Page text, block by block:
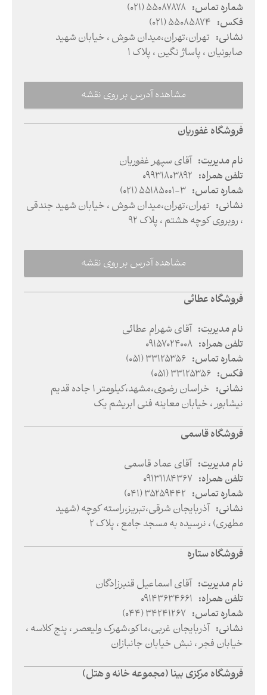
شماره تماس:
(021) 55087878
فکس:
(021) 55085874
نشانی: تهران،تهران،میدان شوش ، خیابان شهید
صابونیان ، پاساژ نگین ، پلاک 1
مشاهده آدرس بر روی نقشه
فروشگاه غفوریان
نام مدیریت: آقای سپهر غفوریان
تلفن همراه:
09931803892
شماره تماس:
(021) 55185001-3
نشانی: تهران،تهران،میدان شوش ، خیابان شهید جندقی
، روبروی کوچه هشتم ، پلاک ۹۲
مشاهده آدرس بر روی نقشه
فروشگاه عطائی
نام مدیریت: آقای شهرام عطائی
تلفن همراه:
09157024008
شماره تماس:
(051) 33125356
فکس:
(051) 33125356
نشانی: خراسان رضوی،مشهد،
کیلومتر 1 جاده قدیم
نیشابور ، خیابان معاینه فنی ابریشم یک
فروشگاه قاسمی
نام مدیریت: آقای عماد قاسمی
تلفن همراه:
09131184367
شماره تماس:
(041) 35259442
نشانی: آذربایجان شرقی،تبریز،راسته کوچه (شهید
مطهری) ، نرسیده به مسجد جامع ، پلاک 2
فروشگاه ستاره
نام مدیریت: آقای اسماعیل قنبرزادگان
تلفن همراه:
09143634661
شماره تماس:
(044) 34241267
نشانی: آذربایجان غربی،ماکو،شهرک ولیعصر ، پنج کلاسه ،
خیابان فجر ، نبش خیابان جانبازان
فروشگاه مرکزی بینا (مجموعه خانه و هتل)